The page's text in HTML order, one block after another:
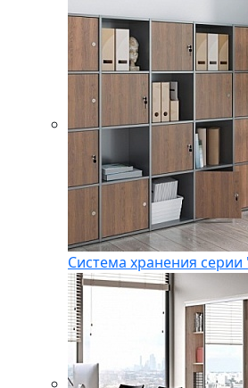
Система хранения серии